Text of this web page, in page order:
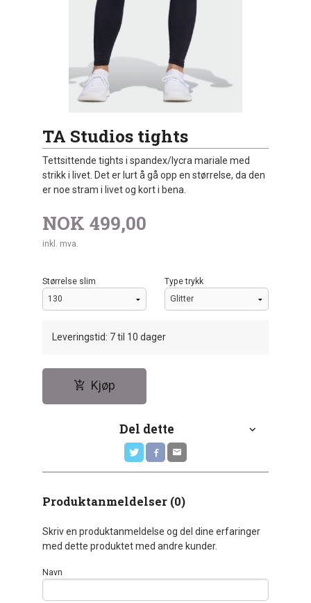
TA Studios tights
Tettsittende tights i spandex/lycra mariale med
strikk i livet. Det er lurt å gå opp en størrelse, da den
er noe stram i livet og kort i bena.
NOK 499,00
inkl. mva.
Størrelse slim Type trykk
Leveringstid: 7 til 10 dager
Kjøp
Del dette
Produktanmeldelser (0)
Skriv en produktanmeldelse og del dine erfaringer
med dette produktet med andre kunder.
Navn